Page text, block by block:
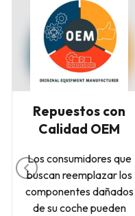
Repuestos con
Calidad OEM
Los consumidores que
buscan reemplazar los
componentes dañados
de su coche pueden